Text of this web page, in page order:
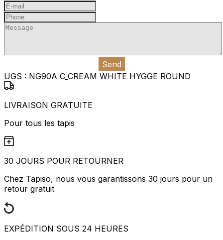
Send
UGS : NG90A C_CREAM WHITE HYGGE ROUND
LIVRAISON GRATUITE
Pour tous les tapis
30 JOURS POUR RETOURNER
Chez Tapiso, nous vous garantissons 30 jours pour un
retour gratuit
EXPÉDITION SOUS 24 HEURES